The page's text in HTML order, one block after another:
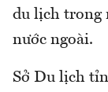
du lịch trong
nước ngoài.
Sở Du lịch